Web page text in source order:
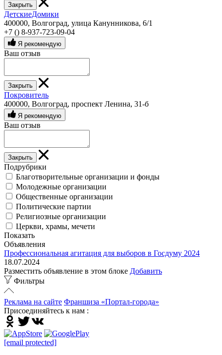
Закрыть
ДетскиеДомики
400000, Волгоград, улица Канунникова, 6/1
+7 () 8-937-723-09-04
Я рекомендую
Ваш отзыв
Закрыть
Покровитель
400000, Волгоград, проспект Ленина, 31-б
Я рекомендую
Ваш отзыв
Закрыть
Подрубрики
Благотворительные организации и фонды
Молодежные организации
Общественные организации
Политические партии
Религиозные организации
Церкви, храмы, мечети
Показать
Объявления
Профессиональная агитация для выборов в Госдуму 2024
18.07.2024
Разместить объявление в этом блоке Добавить
Фильтры
Реклама на сайте Франшиза «Портал-города»
Присоединяйтесь к нам :
[email protected]